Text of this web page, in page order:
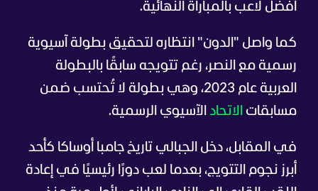
أفضل لاعب بالمباراة النهائية.
كما واصل "الدون" انتظاره لتحقيق بطولة آسيوية
رسمية مع النصر، رغم تتويجه سابقًا بالبطولة
العربية عام 2023، وهي بطولة لا تُحتسب ضمن
مسابقات الاتحاد الآسيوي الرسمية.
في المقابل، دخل الجبالي تاريخ جامبا أوساكا كأحد
أبرز نجوم التتويج، بعدما لعب دورًا رئيسيًا في إعادة